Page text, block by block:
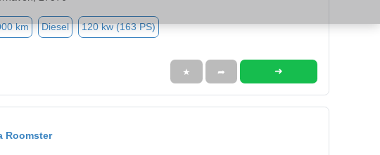
km Diesel 120 kw (163 PS)
★ ➦ ➜
Roomster